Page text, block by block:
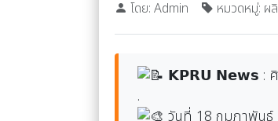
โดย: Admin หมวดหมู่:
𝗞𝗣𝗥𝗨 𝗡𝗲𝘄𝘀 : ศิล
.
วันที่ 18 กุมภาพันธ์